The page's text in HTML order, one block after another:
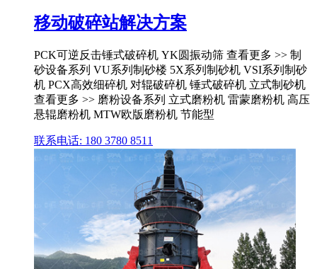
移动破碎站解决方案
PCK可逆反击锤式破碎机 YK圆振动筛 查看更多 >> 制
砂设备系列 VU系列制砂楼 5X系列制砂机 VSI系列制砂
机 PCX高效细碎机 对辊破碎机 锤式破碎机 立式制砂机
查看更多 >> 磨粉设备系列 立式磨粉机 雷蒙磨粉机 高压
悬辊磨粉机 MTW欧版磨粉机 节能型
联系电话: 180 3780 8511